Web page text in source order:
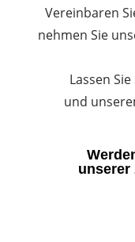
Vereinbaren
nehmen Sie
Lassen
und
unserer